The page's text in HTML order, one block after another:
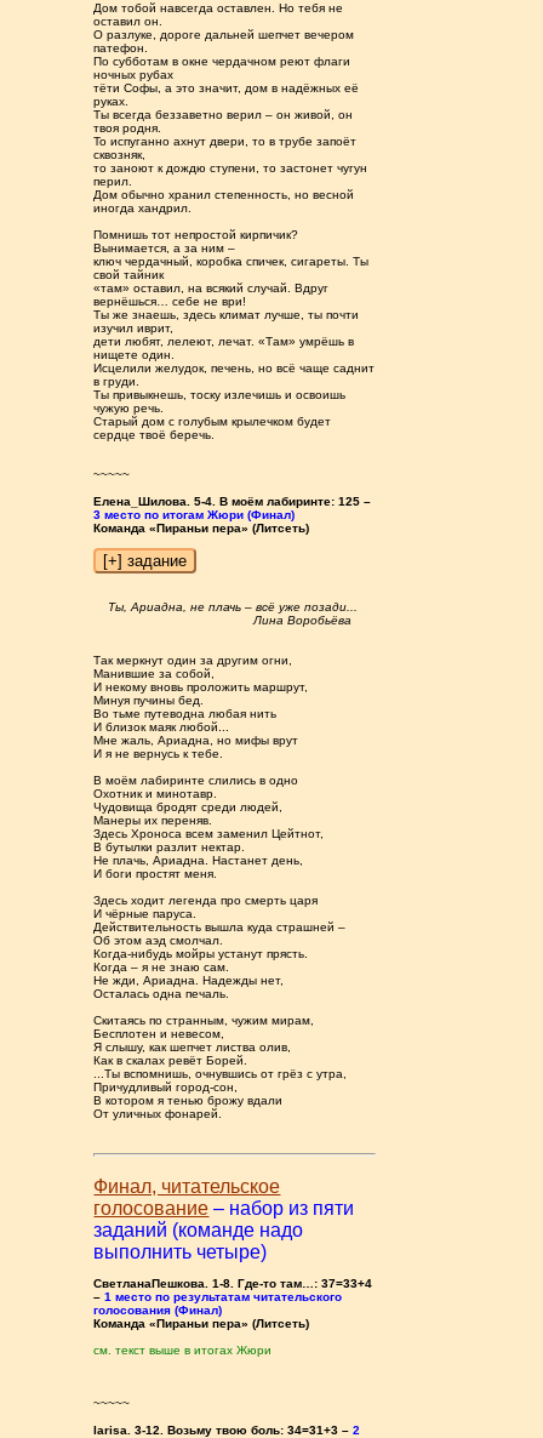
Дом тобой навсегда оставлен. Но тебя не
оставил он.
О разлуке, дороге дальней шепчет вечером
патефон.
По субботам в окне чердачном реют флаги
ночных рубах
тёти Софы, а это значит, дом в надёжных её
руках.
Ты всегда беззаветно верил – он живой, он
твоя родня.
То испуганно ахнут двери, то в трубе запоёт
сквозняк,
то заноют к дождю ступени, то застонет чугун
перил.
Дом обычно хранил степенность, но весной
иногда хандрил.
Помнишь тот непростой кирпичик?
Вынимается, а за ним –
ключ чердачный, коробка спичек, сигареты. Ты
свой тайник
«там» оставил, на всякий случай. Вдруг
вернёшься… себе не ври!
Ты же знаешь, здесь климат лучше, ты почти
изучил иврит,
дети любят, лелеют, лечат. «Там» умрёшь в
нищете один.
Исцелили желудок, печень, но всё чаще саднит
в груди.
Ты привыкнешь, тоску излечишь и освоишь
чужую речь.
Старый дом с голубым крылечком будет
сердце твоё беречь.
~~~~~
Елена_Шилова. 5-4. В моём лабиринте: 125 –
3 место по итогам Жюри (Финал)
Команда «Пираньи пера» (Литсеть)
Ты, Ариадна, не плачь – всё уже позади...
Лина Воробьёва
Так меркнут один за другим огни,
Манившие за собой,
И некому вновь проложить маршрут,
Минуя пучины бед.
Во тьме путеводна любая нить
И близок маяк любой...
Мне жаль, Ариадна, но мифы врут
И я не вернусь к тебе.
В моём лабиринте слились в одно
Охотник и минотавр.
Чудовища бродят среди людей,
Манеры их переняв.
Здесь Хроноса всем заменил Цейтнот,
В бутылки разлит нектар.
Не плачь, Ариадна. Настанет день,
И боги простят меня.
Здесь ходит легенда про смерть царя
И чёрные паруса.
Действительность вышла куда страшней –
Об этом аэд смолчал.
Когда-нибудь мойры устанут прясть.
Когда – я не знаю сам.
Не жди, Ариадна. Надежды нет,
Осталась одна печаль.
Скитаясь по странным, чужим мирам,
Бесплотен и невесом,
Я слышу, как шепчет листва олив,
Как в скалах ревёт Борей.
...Ты вспомнишь, очнувшись от грёз с утра,
Причудливый город-сон,
В котором я тенью брожу вдали
От уличных фонарей.
Финал, читательское
голосование – набор из пяти
заданий (команде надо
выполнить четыре)
СветланаПешкова. 1-8. Где-то там…: 37=33+4
–1 место по результатам читательского
голосования (Финал)
Команда «Пираньи пера» (Литсеть)
см. текст выше в итогах Жюри
~~~~~
larisa. 3-12. Возьму твою боль: 34=31+3 –2